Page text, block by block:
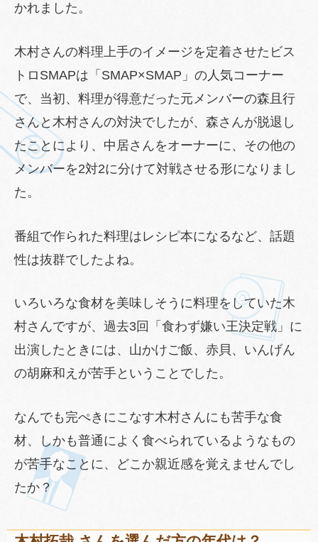
かれました。
木村さんの料理上手のイメージを定着させたビス
トロSMAPは「SMAP×SMAP」の人気コーナー
で、当初、料理が得意だった元メンバーの森且行
さんと木村さんの対決でしたが、森さんが脱退し
たことにより、中居さんをオーナーに、その他の
メンバーを2対2に分けて対戦させる形になりまし
た。
番組で作られた料理はレシピ本になるなど、話題
性は抜群でしたよね。
いろいろな食材を美味しそうに料理をしていた木
村さんですが、過去3回「食わず嫌い王決定戦」に
出演したときには、山かけご飯、赤貝、いんげん
の胡麻和えが苦手ということでした。
なんでも完ぺきにこなす木村さんにも苦手な食
材、しかも普通によく食べられているようなもの
が苦手なことに、どこか親近感を覚えませんでし
たか？